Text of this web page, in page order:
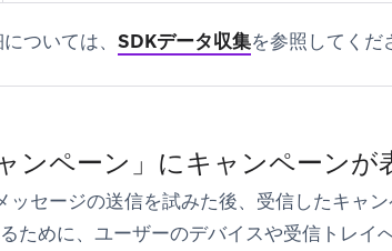
ついては、 SDKデータ収集を参照してくだ
ンペーン」にキャンペーン
セージの送信を試みた後、 受信したキャ
ために、ユーザーのデバイスや受信トレイ